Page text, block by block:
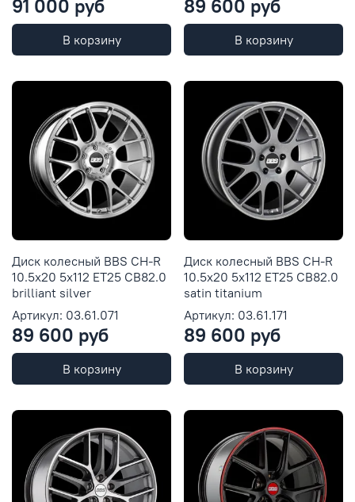
91 000 руб
В корзину
89 600 руб
В корзину
Диск колесный BBS CH-R
10.5x20 5x112 ET25 CB82.0
brilliant silver
Артикул: 03.61.071
89 600 руб
В корзину
Диск колесный BBS CH-R
10.5x20 5x112 ET25 CB82.0
satin titanium
Артикул: 03.61.171
89 600 руб
В корзину